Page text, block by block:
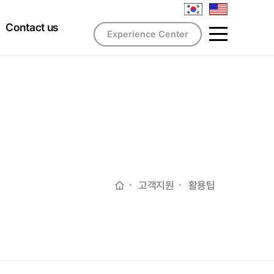
Contact us
Experience Center
고객지원 활용팁